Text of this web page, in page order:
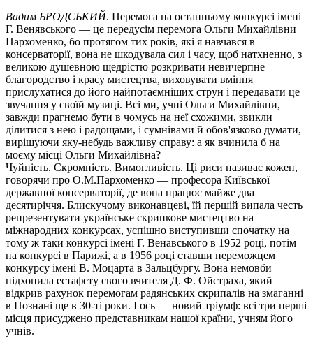
Вадим БРОДСЬКИЙ. Перемога на останньому конкурсі імені
Г. Венявського — це передусім перемога Ольги Михайлівни
Пархоменко, бо протягом тих років, які я навчався в
консерваторії, вона не шкодувала сил і часу, щоб натхненно, з
великою душевною щедрістю розкривати невичерпне
благородство і красу мистецтва, виховувати вміння
прислухатися до його найпотаємніших струн і передавати це
звучання у своїй музиці. Всі ми, учні Ольги Михайлівни,
завжди прагнемо бути в чомусь на неї схожими, звикли
ділитися з нею і радощами, і сумнівами й обов'язково думати,
вирішуючи яку-небудь важливу справу: а як вчинила б на
моєму місці Ольги Михайлівна?
Чуйність. Скромність. Вимогливість. Ці риси називає кожен,
говорячи про О.М.Пархоменко — професора Київської
державної консерваторії, де вона працює майже два
десятиріччя. Блискучому виконавцеві, їй першій випала честь
репрезентувати українське скрипкове мистецтво на
міжнародних конкурсах, успішно виступивши спочатку на
тому ж таки конкурсі імені Г. Венавського в 1952 році, потім
на конкурсі в Парижі, а в 1956 році ставши переможцем
конкурсу імені В. Моцарта в Зальцбургу. Вона немовби
підхопила естафету свого вчителя Д. Ф. Ойстраха, який
відкрив рахунок перемогам радянських скрипалів на змаганні
в Познані ще в 30-ті роки. І ось — новий тріумф: всі три перші
місця присуджено представникам нашої країни, учням його
учнів.